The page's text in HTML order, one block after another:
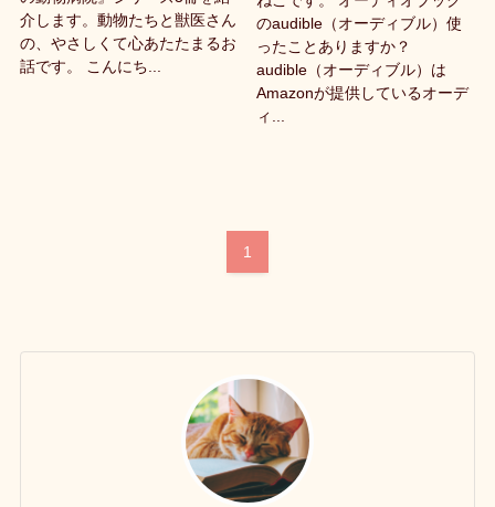
介します。動物たちと獣医さん
の、やさしくて心あたたまるお
話です。 こんにち...
のaudible（オーディブル）使
ったことありますか？
audible（オーディブル）は
Amazonが提供しているオーデ
ィ...
1